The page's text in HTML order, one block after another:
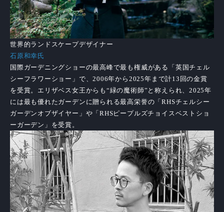
世界的ランドスケープデザイナー
石原和幸氏
国際ガーデニングショーの最高峰で最も権威がある「英国チェル
シーフラワーショー」で、2006年から2025年まで計13回の金賞
を受賞。エリザベス女王からも“緑の魔術師”と称えられ、2025年
には最も優れたガーデンに贈られる最高栄誉の「RHSチェルシー
ガーデンオブザイヤー」や「RHSピープルズチョイスベストショ
ーガーデン」を受賞。